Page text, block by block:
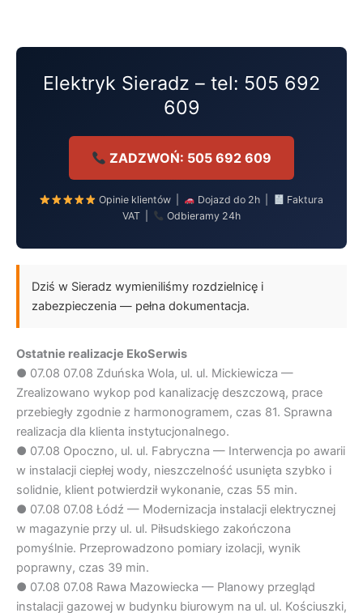
treści
Elektryk Sieradz – tel: 505 692
609
ZADZWOŃ: 505 692 609
Opinie klientów | Dojazd do 2h |
Faktura
VAT |
Odbieramy 24h
Dziś w Sieradz wymieniliśmy rozdzielnicę i
zabezpieczenia — pełna dokumentacja.
Ostatnie realizacje EkoSerwis
● 07.08 07.08 Zduńska Wola, ul. ul. Mickiewicza —
Zrealizowano wykop pod kanalizację deszczową, prace
przebiegły zgodnie z harmonogramem, czas 81. Sprawna
realizacja dla klienta instytucjonalnego.
● 07.08 Opoczno, ul. ul. Fabryczna — Interwencja po awarii
w instalacji ciepłej wody, nieszczelność usunięta szybko i
solidnie, klient potwierdził wykonanie, czas 55 min.
● 07.08 07.08 Łódź — Modernizacja instalacji elektrycznej
w magazynie przy ul. ul. Piłsudskiego zakończona
pomyślnie. Przeprowadzono pomiary izolacji, wynik
poprawny, czas 39 min.
● 07.08 07.08 Rawa Mazowiecka — Planowy przegląd
instalacji gazowej w budynku biurowym na ul. ul. Kościuszki,